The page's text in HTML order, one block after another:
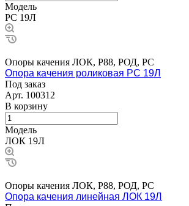
Модель
РС 19Л
Опоры качения ЛОК, Р88, РОД, РС
Опора качения роликовая РС 19Л
Под заказ
Арт. 100312
В корзину
Модель
ЛОК 19Л
Опоры качения ЛОК, Р88, РОД, РС
Опора качения линейная ЛОК 19Л